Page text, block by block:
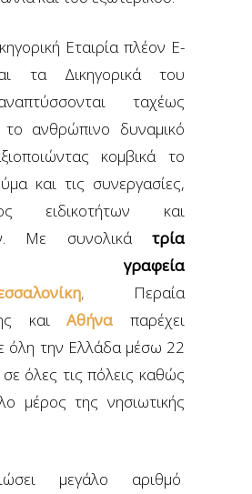
Εταιρία πλέον Ε-
τα Δικηγορικά του
ταχέως
το ανθρώπινο δυναμικό
κομβικά το
και τις συνεργασίες,
ειδικοτήτων και
Με συνολικά τρία
γραφεία
, Περαία
και
Αθήνα
παρέχει
όλη την Ελλάδα μέσω 22
όλες τις πόλεις καθώς
μέρος της νησιωτικής
μεγάλο αριθμό